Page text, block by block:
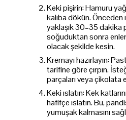
Keki pişirin: Hamuru
kalıba dökün. Önceden
yaklaşık 30–35 dakika
soğuduktan sonra
olacak şekilde kesin.
Kremayı hazırlayın:
tarifine göre çırpın.
parçaları veya çikolata
Keki ıslatın: Kek
hafifçe ıslatın. Bu,
yumuşak kalmasını